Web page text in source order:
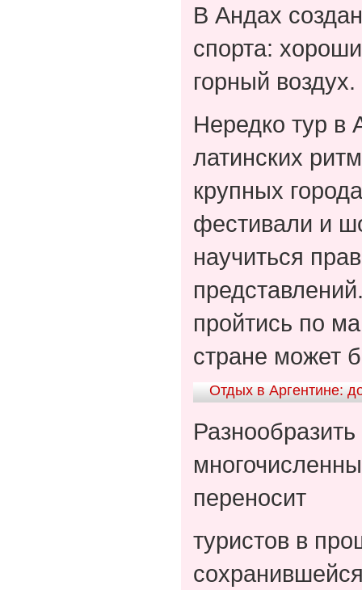
В Андах
спорта:
горный воздух.
Нередко тур в
латинских
крупных
фестивали и
научиться
пройтись по
стране может
Отдых в Аргентине:
переносит
туристов в